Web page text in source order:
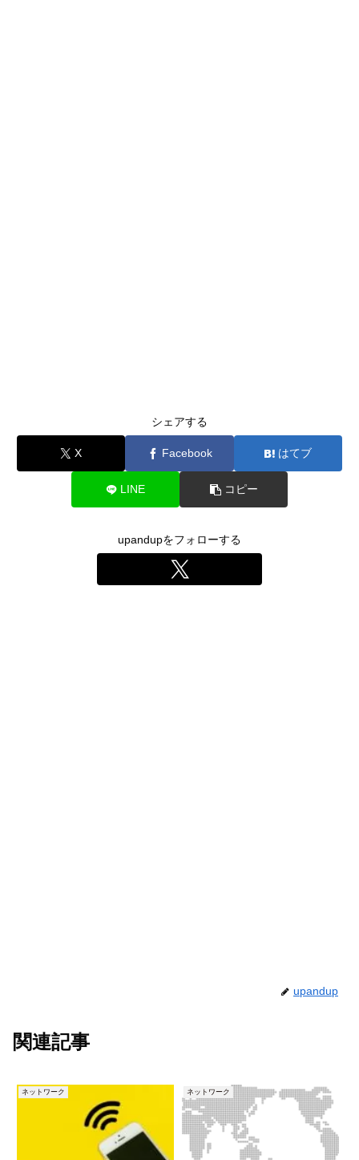
シェアする
X Facebook はてブ
LINE コピー
upandupをフォローする
upandup
関連記事
ネットワーク ネットワーク